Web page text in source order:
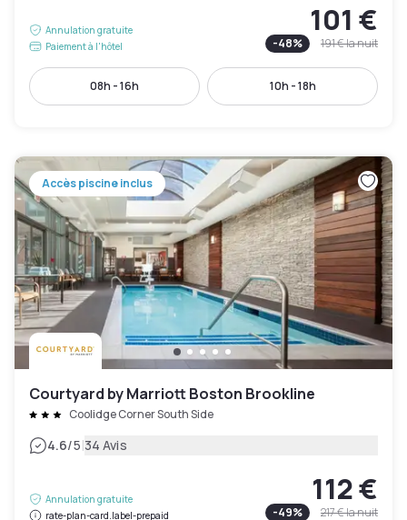
Annulation gratuite
Paiement à l'hôtel
101 €
-48% 191 €la nuit
08h - 16h 10h - 18h
Accès piscine inclus
Courtyard by Marriott Boston Brookline
Coolidge Corner South Side
4.6/5|34 Avis
Annulation gratuite
rate-plan-card.label-prepaid
112 €
-49% 217 €la nuit